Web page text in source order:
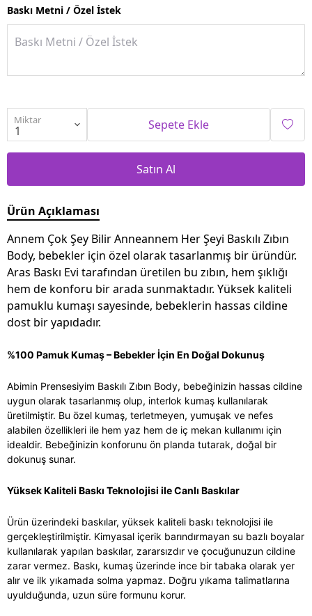
Baskı Metni / Özel İstek
Miktar Sepete Ekle
Satın Al
Ürün Açıklaması
Annem Çok Şey Bilir Anneannem Her Şeyi Baskılı Zıbın
Body, bebekler için özel olarak tasarlanmış bir üründür.
Aras Baskı Evi tarafından üretilen bu zıbın, hem şıklığı
hem de konforu bir arada sunmaktadır. Yüksek kaliteli
pamuklu kumaşı sayesinde, bebeklerin hassas cildine
dost bir yapıdadır.
%100 Pamuk Kumaş – Bebekler İçin En Doğal Dokunuş
Abimin Prensesiyim Baskılı Zıbın Body, bebeğinizin hassas cildine
uygun olarak tasarlanmış olup, interlok kumaş kullanılarak
üretilmiştir. Bu özel kumaş, terletmeyen, yumuşak ve nefes
alabilen özellikleri ile hem yaz hem de iç mekan kullanımı için
idealdir. Bebeğinizin konforunu ön planda tutarak, doğal bir
dokunuş sunar.
Yüksek Kaliteli Baskı Teknolojisi ile Canlı Baskılar
Ürün üzerindeki baskılar, yüksek kaliteli baskı teknolojisi ile
gerçekleştirilmiştir. Kimyasal içerik barındırmayan su bazlı boyalar
kullanılarak yapılan baskılar, zararsızdır ve çocuğunuzun cildine
zarar vermez. Baskı, kumaş üzerinde ince bir tabaka olarak yer
alır ve ilk yıkamada solma yapmaz. Doğru yıkama talimatlarına
uyulduğunda, uzun süre formunu korur.